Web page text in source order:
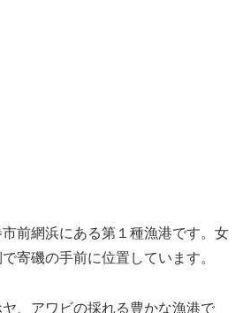
前網浜にある第１種漁港です。女
寄磯の手前に位置しています。
、アワビの採れる豊かな漁港で